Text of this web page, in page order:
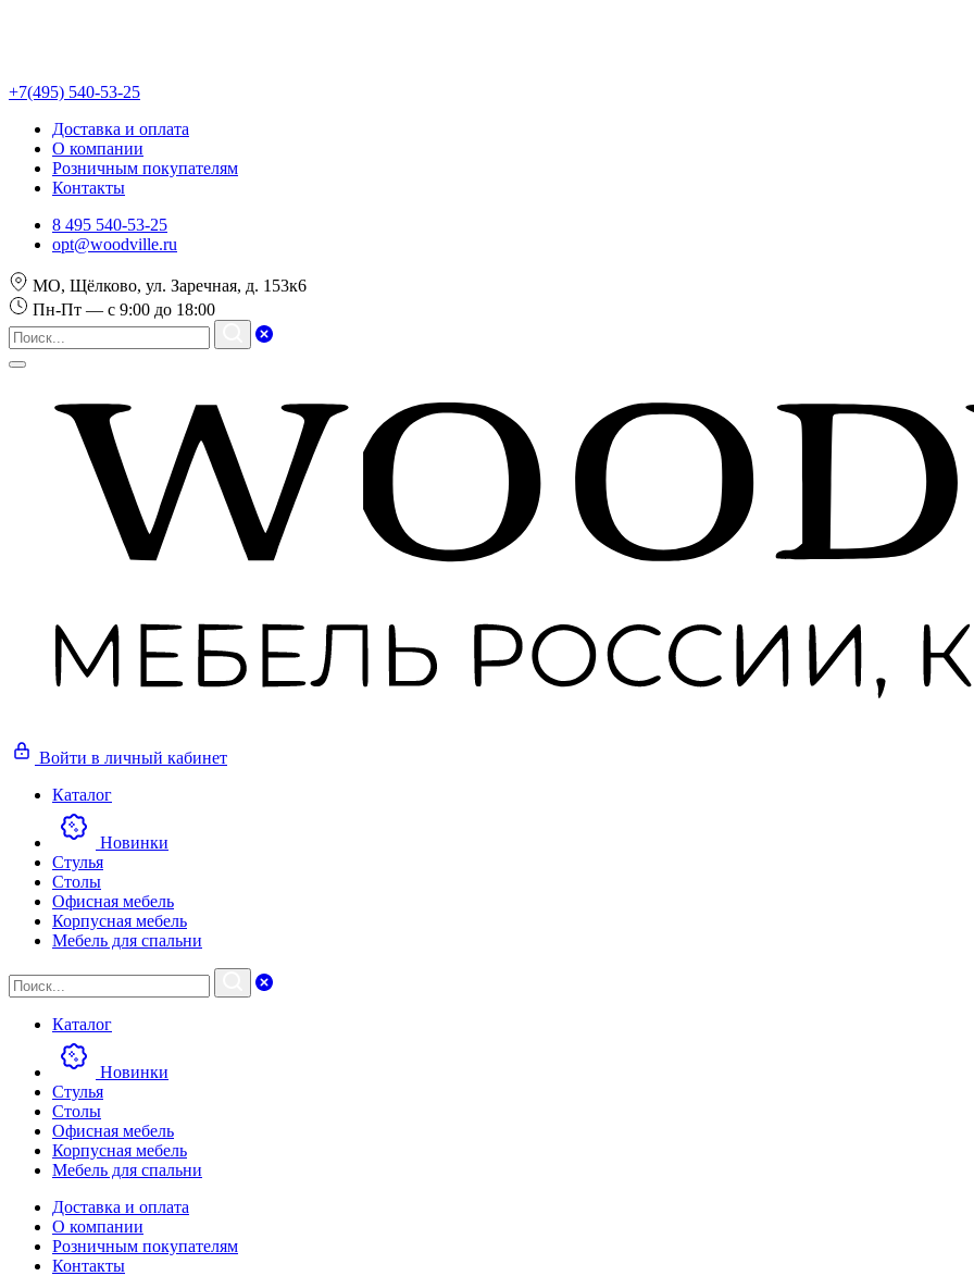
+7(495) 540-53-25
Доставка и оплата
О компании
Розничным покупателям
Контакты
8 495 540-53-25
opt@woodville.ru
МО, Щёлково, ул. Заречная, д. 153к6
Пн-Пт — с 9:00 до 18:00
Войти в личный кабинет
Каталог
Новинки
Стулья
Столы
Офисная мебель
Корпусная мебель
Мебель для спальни
Каталог
Новинки
Стулья
Столы
Офисная мебель
Корпусная мебель
Мебель для спальни
Доставка и оплата
О компании
Розничным покупателям
Контакты